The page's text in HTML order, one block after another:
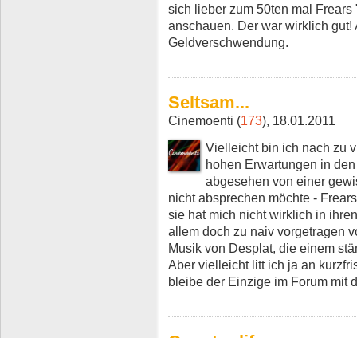
sich lieber zum 50ten mal
anschauen. Der war wirklich gut!
Geldverschwendung.
Seltsam...
Cinemoenti (173), 18.01.2011
Vielleicht bin ich nach zu
hohen Erwartungen in
abgesehen von einer
nicht absprechen möchte -
sie hat mich nicht wirklich in
allem doch zu naiv vorgetragen
Musik von Desplat, die einem
Aber vielleicht litt ich ja an
bleibe der Einzige im Forum mit